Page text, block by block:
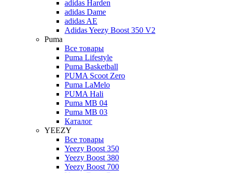
adidas Harden
adidas Dame
adidas AE
Adidas Yeezy Boost 350 V2
Puma
Все товары
Puma Lifestyle
Puma Basketball
PUMA Scoot Zero
Puma LaMelo
PUMA Hali
Puma MB 04
Puma MB 03
Каталог
YEEZY
Все товары
Yeezy Boost 350
Yeezy Boost 380
Yeezy Boost 700